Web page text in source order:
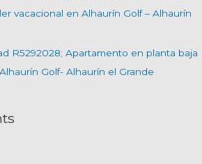
vacacional en Alhaurín Golf – Alhaurín
R5292028; Apartamento en planta baja
Golf- Alhaurín el Grande